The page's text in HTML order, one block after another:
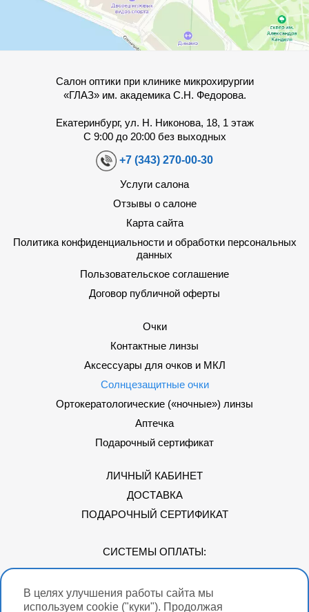
В целях улучшения работы сайта мы
используем cookie ("куки"). Продолжая
Салон оптики при клинике микрохирургии
«ГЛАЗ» им. академика С.Н. Федорова.
Екатеринбург, ул. Н. Никонова, 18, 1 этаж
С 9:00 до 20:00 без выходных
+7 (343) 270-00-30
Услуги салона
Отзывы о салоне
Карта сайта
Политика конфиденциальности и обработки персональных
данных
Пользовательское соглашение
Договор публичной оферты
Очки
Контактные линзы
Аксессуары для очков и МКЛ
Солнцезащитные очки
Ортокератологические («ночные») линзы
Аптечка
Подарочный сертификат
ЛИЧНЫЙ КАБИНЕТ
ДОСТАВКА
ПОДАРОЧНЫЙ СЕРТИФИКАТ
СИСТЕМЫ ОПЛАТЫ:
Мы в соцсетях